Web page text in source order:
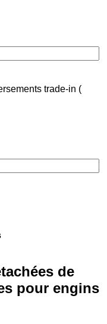
trade-in (
de
pour engins